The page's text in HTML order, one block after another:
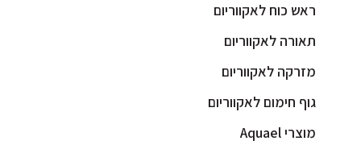
ראש כוח לאקווריום
תאורה לאקווריום
מזרקה לאקווריום
גוף חימום לאקווריום
מוצרי Aquael